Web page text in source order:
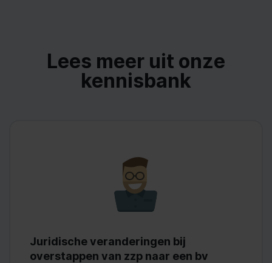
Lees meer uit onze
kennisbank
Juridische veranderingen bij
overstappen van zzp naar een bv